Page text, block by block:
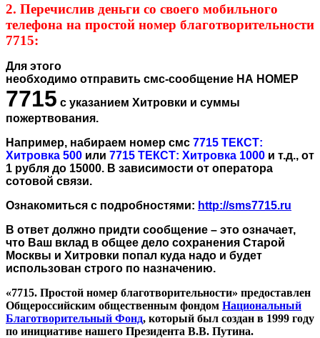
2. Перечислив деньги со своего мобильного
телефона на простой номер благотворительности
7715:
Для этого
необходимо отправить смс-сообщение НА НОМЕР
7715 с указанием Хитровки и суммы
пожертвования.
Например, набираем номер смс 7715 ТЕКСТ:
Хитровка 500 или 7715 ТЕКСТ: Хитровка 1000 и т.д., от
1 рубля до 15000. В зависимости от оператора
сотовой связи.
Ознакомиться с подробностями: http://sms7715.ru
В ответ должно придти сообщение – это означает,
что Ваш вклад в общее дело сохранения Старой
Москвы и Хитровки попал куда надо и будет
использован строго по назначению.
«7715. Простой номер благотворительности» предоставлен
Общероссийским общественным фондом Национальный
Благотворительный Фонд, который был создан в 1999 году
по инициативе нашего Президента В.В. Путина.